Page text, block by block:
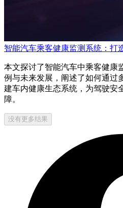
智能汽车乘客健康监测系统：打
本文探讨了智能汽车中乘客健康
例与未来发展，阐述了如何通过
建车内健康生态系统，为驾驶安
障。
没有更多结果